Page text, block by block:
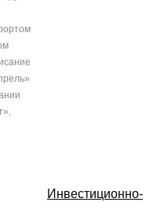
Инвестиционно-